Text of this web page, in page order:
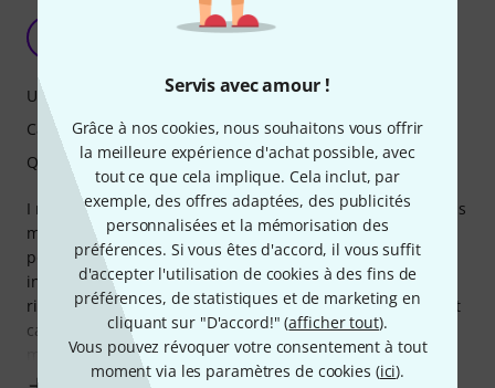
Servis avec amour !
Grâce à nos cookies, nous souhaitons vous offrir
la meilleure expérience d'achat possible, avec
tout ce que cela implique. Cela inclut, par
exemple, des offres adaptées, des publicités
personnalisées et la mémorisation des
préférences. Si vous êtes d'accord, il vous suffit
d'accepter l'utilisation de cookies à des fins de
préférences, de statistiques et de marketing en
cliquant sur "D'accord!" (afficher tout).
Vous pouvez révoquer votre consentement à tout
moment via les paramètres de cookies (ici).
Great and very useful module
I really like the versatility and compactness (only 4hp) of this
module. I'm giving it 5 stars, but there's one issue. The
power ribbon cable that came with it was impossible to fit
into the module without applying enormous pressure,
risking damage. Thomann promptly sent me a replacement
cable and advised me to keep the original one in case the
manufacturer asks for a
Utilisation
Caractéristiques
Qualité de fabrication